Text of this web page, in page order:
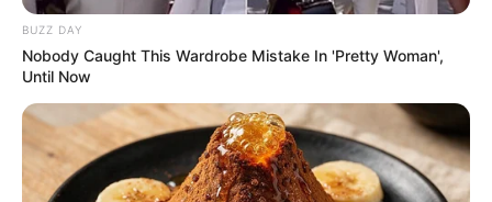
BUZZ DAY
Nobody Caught This Wardrobe Mistake In 'Pretty Woman',
Until Now